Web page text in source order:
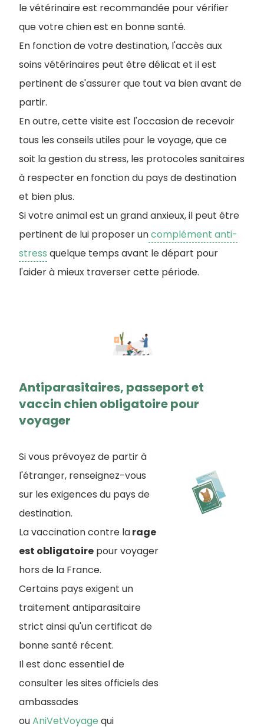
le vétérinaire est recommandée pour vérifier
que votre chien est en bonne santé.
En fonction de votre destination, l'accès aux
soins vétérinaires peut être délicat et il est
pertinent de s'assurer que tout va bien avant de
partir.
En outre, cette visite est l'occasion de recevoir
tous les conseils utiles pour le voyage, que ce
soit la gestion du stress, les protocoles sanitaires
à respecter en fonction du pays de destination
et bien plus.
Si votre animal est un grand anxieux, il peut être
pertinent de lui proposer uncomplément anti-
stress quelque temps avant le départ pour
l'aider à mieux traverser cette période.
Antiparasitaires, passeport et
vaccin chien obligatoire pour
voyager
Si vous prévoyez de partir à
l'étranger, renseignez-vous
sur les exigences du pays de
destination.
La vaccination contre larage
est obligatoire pour voyager
hors de la France.
Certains pays exigent un
traitement antiparasitaire
strict ainsi qu'un certificat de
bonne santé récent.
Il est donc essentiel de
consulter les sites officiels des
ambassades
ouAniVetVoyage qui